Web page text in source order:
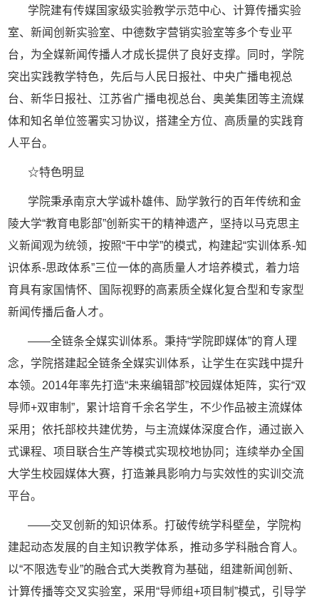
学院建有传媒国家级实验教学示范中心、计算传播实验
室、新闻创新实验室、中德数字营销实验室等多个专业平
台，为全媒新闻传播人才成长提供了良好支撑。同时，学院
突出实践教学特色，先后与人民日报社、中央广播电视总
台、新华日报社、江苏省广播电视总台、奥美集团等主流媒
体和知名单位签署实习协议，搭建全方位、高质量的实践育
人平台。
☆特色明显
学院秉承南京大学诚朴雄伟、励学敦行的百年传统和金
陵大学“教育电影部”创新实干的精神遗产，坚持以马克思主
义新闻观为统领，按照“干中学”的模式，构建起“实训体系-知
识体系-思政体系”三位一体的高质量人才培养模式，着力培
育具有家国情怀、国际视野的高素质全媒化复合型和专家型
新闻传播后备人才。
——全链条全媒实训体系。秉持“学院即媒体”的育人理
念，学院搭建起全链条全媒实训体系，让学生在实践中提升
本领。 2014年率先打造“未来编辑部”校园媒体矩阵，实行“双
导师+双审制”，累计培育千余名学生，不少作品被主流媒体
采用；依托部校共建优势，与主流媒体深度合作，通过嵌入
式课程、项目联合生产等模式实现校地协同；连续举办全国
大学生校园媒体大赛，打造兼具影响力与实效性的实训交流
平台。
——交叉创新的知识体系。打破传统学科壁垒，学院构
建起动态发展的自主知识教学体系，推动多学科融合育人。
以“不限选专业”的融合式大类教育为基础，组建新闻创新、
计算传播等交叉实验室，采用“导师组+项目制”模式，引导学